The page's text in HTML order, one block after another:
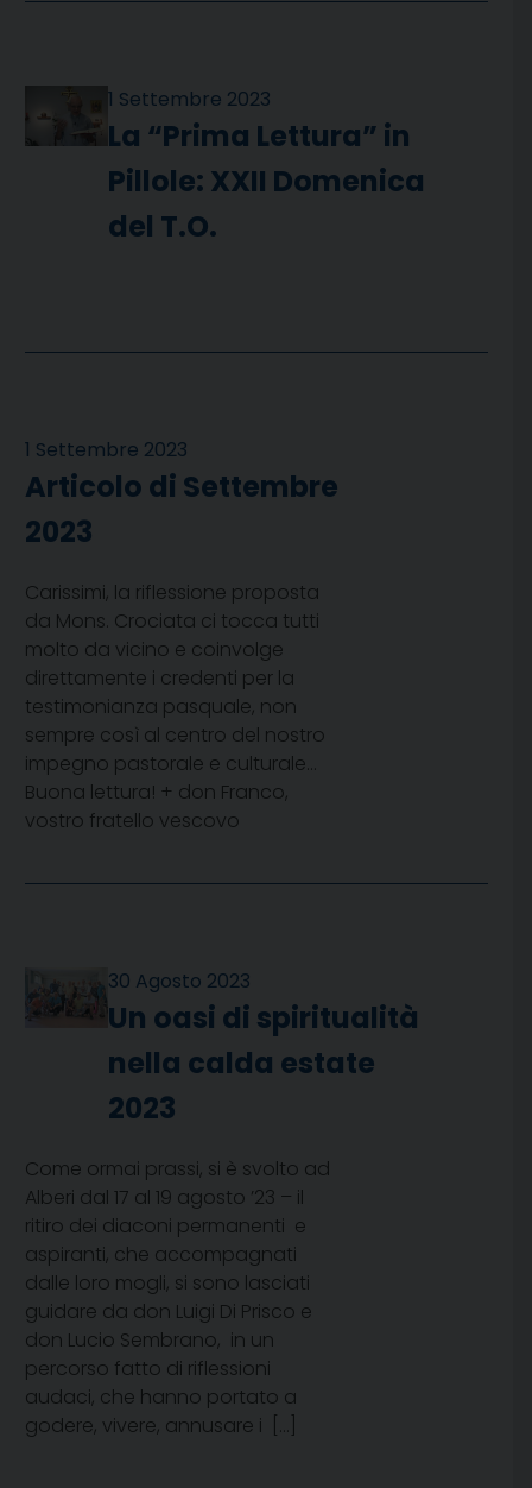
1 Settembre 2023
La “Prima Lettura” in
Pillole: XXII Domenica
del T.O.
1 Settembre 2023
Articolo di Settembre
2023
Carissimi, la riflessione proposta
da Mons. Crociata ci tocca tutti
molto da vicino e coinvolge
direttamente i credenti per la
testimonianza pasquale, non
sempre così al centro del nostro
impegno pastorale e culturale…
Buona lettura! + don Franco,
vostro fratello vescovo
30 Agosto 2023
Un oasi di spiritualità
nella calda estate
2023
Come ormai prassi, si è svolto ad
Alberi dal 17 al 19 agosto ’23 – il
ritiro dei diaconi permanenti e
aspiranti, che accompagnati
dalle loro mogli, si sono lasciati
guidare da don Luigi Di Prisco e
don Lucio Sembrano, in un
percorso fatto di riflessioni
audaci, che hanno portato a
godere, vivere, annusare i […]